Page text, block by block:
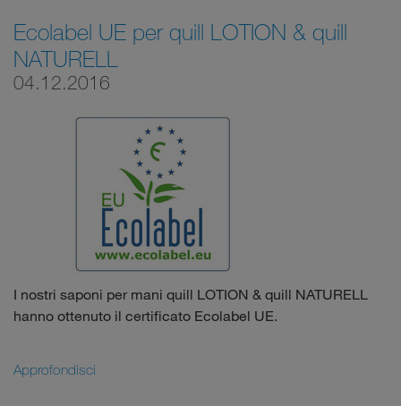
Ecolabel UE per quill LOTION & quill
NATURELL
04.12.2016
I nostri saponi per mani quill LOTION & quill NATURELL
hanno ottenuto il certificato Ecolabel UE.
Approfondisci